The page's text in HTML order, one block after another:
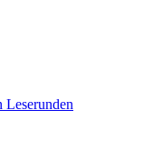
Leserunden